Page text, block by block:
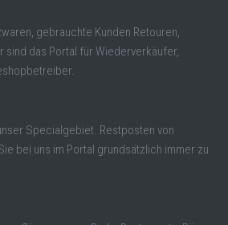
gebrauchte Kunden Retouren,
sind das Portal für Wiederverkäufer,
Specialgebiet. Restposten von
bei uns im Portal grundsätzlich immer zu